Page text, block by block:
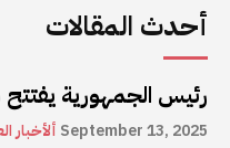
أحدث المقالات
رئيس الجمهورية
ألأخبار September 13, 2025